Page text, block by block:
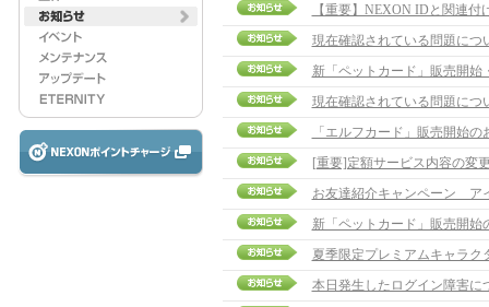
【重要】NEXON IDと関連
現在確認されている問題につ
新「ペットカード」販売開始
現在確認されている問題につ
「エルフカード」販売開始の
[重要]定額サービス内容の変
お友達紹介キャンペーン ア
新「ペットカード」販売開始
夏季限定プレミアムキャラク
本日発生したログイン障害に